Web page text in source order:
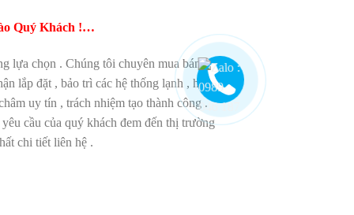
Quý Khách !…
lựa chọn . Chúng tôi chuyên mua bán , trao
lắp đặt , bảo trì các hệ thống lạnh , hợp
uy tín , trách nhiệm tạo thành công .
cầu của quý khách đem đến thị trường
chi tiết liên hệ .